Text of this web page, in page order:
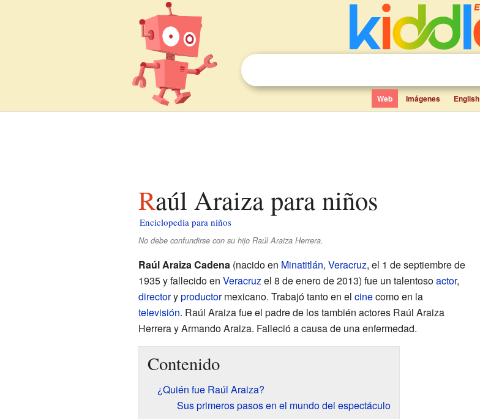
Web Imágenes English
Raúl Araiza para niños
Enciclopedia para niños
No debe confundirse con su hijo Raúl Araiza Herrera.
Raúl Araiza Cadena(nacido en Minatitlán, Veracruz, el 1 de septiembre de
1935 y fallecido en Veracruzel 8 de enero de 2013) fue un talentosoactor,
directoryproductormexicano. Trabajó tanto en el cinecomo en la
televisión. Raúl Araiza fue el padre de los también actores Raúl Araiza
Herrera y Armando Araiza. Falleció a causa de una enfermedad.
Contenido
¿Quién fue Raúl Araiza?
Sus primeros pasos en el mundo del espectáculo